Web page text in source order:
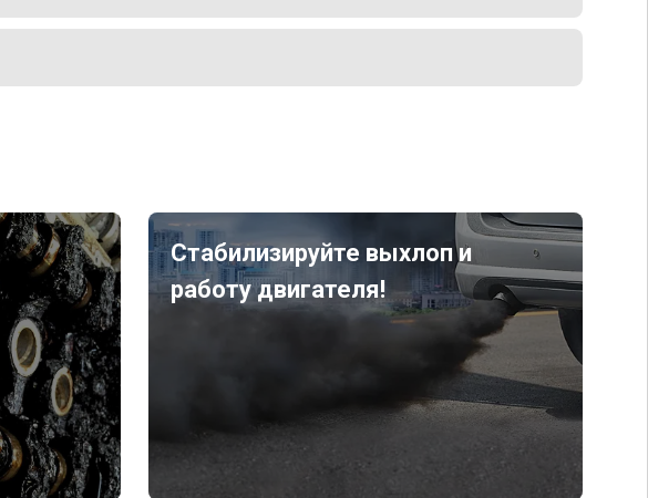
Стабилизируйте выхлоп и
работу двигателя!